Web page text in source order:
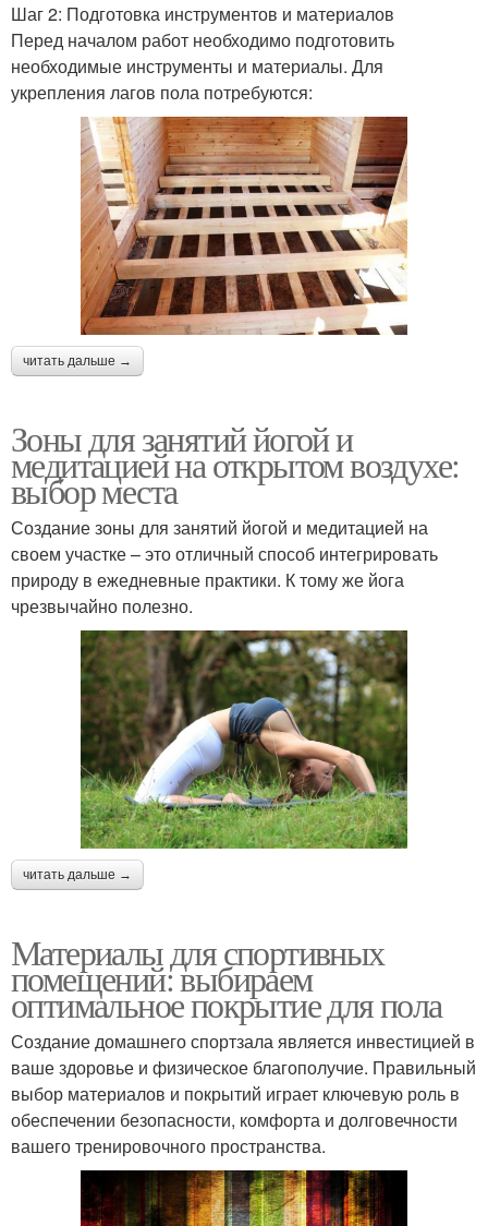
Шаг 2: Подготовка инструментов и материалов
Перед началом работ необходимо подготовить
необходимые инструменты и материалы. Для
укрепления лагов пола потребуются:
читать дальше →
Зоны для занятий йогой и
медитацией на открытом воздухе:
выбор места
Создание зоны для занятий йогой и медитацией на
своем участке – это отличный способ интегрировать
природу в ежедневные практики. К тому же йога
чрезвычайно полезно.
читать дальше →
Материалы для спортивных
помещений: выбираем
оптимальное покрытие для пола
Создание домашнего спортзала является инвестицией в
ваше здоровье и физическое благополучие. Правильный
выбор материалов и покрытий играет ключевую роль в
обеспечении безопасности, комфорта и долговечности
вашего тренировочного пространства.